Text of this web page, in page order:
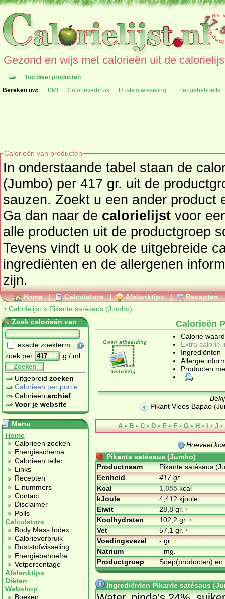
Gezond en wijs met calorieën uit de
Top dieet producten
Bereken uw:
BMI Calorieverbruik Ruststofwisseling Energiebehoefte
Calorieën van producten
In onderstaande tabel staan de
(Jumbo) per 417 gr. uit de
sauzen. Zoekt u een ander product en de calorieën daarvan?
Ga dan naar de calorielijst voor een
alle producten uit de productgroep
Tevens vindt u ook de uitgebreide
ingrediënten en de allergenen
zijn.
Home | Calculators | Afslanktips | Recepten
• Calorielijst » Pikante satésaus (Jumbo)
Zoek calorieën van
exacte zoekterm
zoek per
g / ml
Zoeken
Uitgebreid zoeken
Calorieën per portie
Calorieën archief
Voor je website
Menu
Home
Calorieen zoeken
Energieschema
Calorieen teller
Links
Recepten
E-nummers
Contact
Disclaimer
Polls
Calculators
Body Mass Index
Calorieverbruik
Ruststofwisseling
Energiebehoefte
Vetpercentage
Afslanktips
Diëten
Webshop
Boeken
Calorieën
Calorie
Extra calorie
Ingrediënten
Allergie
Producten
Pikant Vlees Bapao
A • B • C • D • E • F • G • H • I • J •
Hoeveel
Pikante satésaus (Jumbo)
Productnaam
Pikante satésaus
Eenheid
417 gr.
Kcal
1,055kcal
kJoule
4,412 kjoule
Eiwit
28,8 gr.•
Koolhydraten
102,2 gr.•
Vet
57,1 gr.•
Voedingsvezel
- gr.•
Natrium
- mg.
Productgroep
Soep(producten)
Ingrediënten Pikante satésaus